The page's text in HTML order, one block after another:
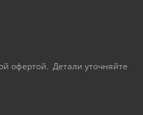
офертой. Детали уточняйте